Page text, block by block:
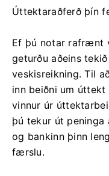
Úttektaraðferð þín
Ef þú notar rafrænt
geturðu aðeins
veskisreikning. Til
inn beiðni um
vinnur úr
þú tekur út
og bankinn þinn
færslu.